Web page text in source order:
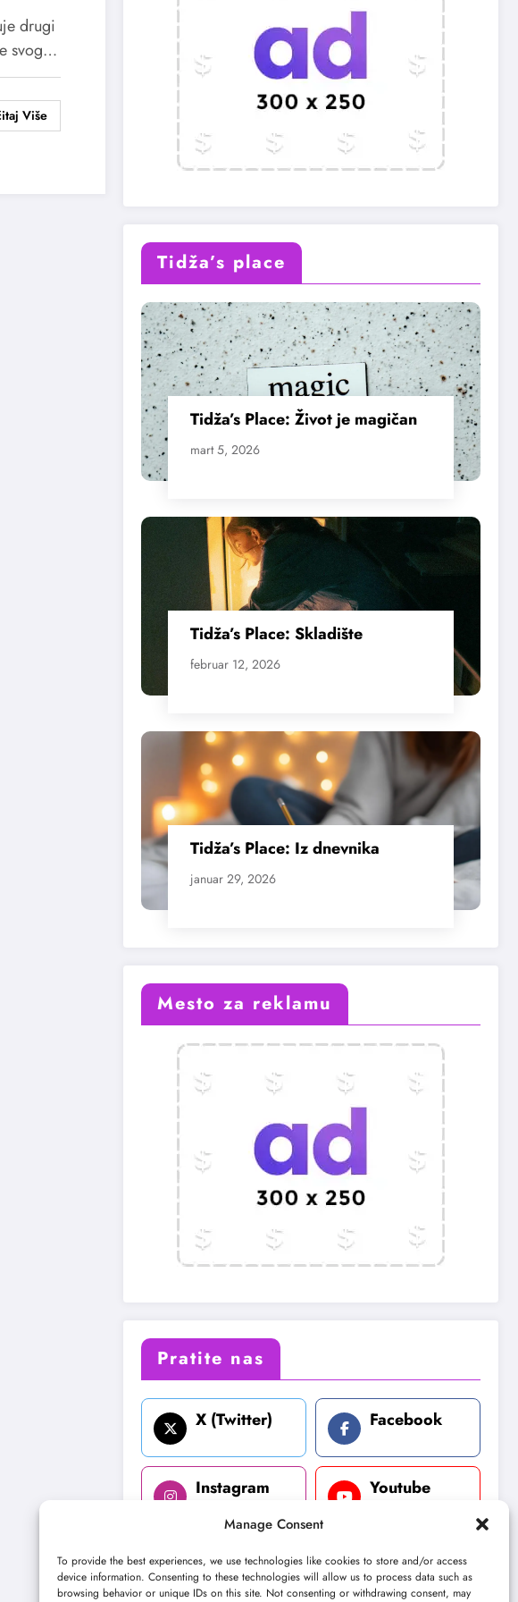
Manage Consent
To provide the best experiences, we use technologies like cookies to store and/or access
device information. Consenting to these technologies will allow us to process data such as
browsing behavior or unique IDs on this site. Not consenting or withdrawing consent, may
drugi
svog…
Tidža’s place
Tidža’s Place: Život je magičan
mart 5, 2026
Tidža’s Place: Skladište
februar 12, 2026
Tidža’s Place: Iz dnevnika
januar 29, 2026
Mesto za reklamu
Pratite nas
X (Twitter) Facebook
Instagram Youtube
LinkedIn